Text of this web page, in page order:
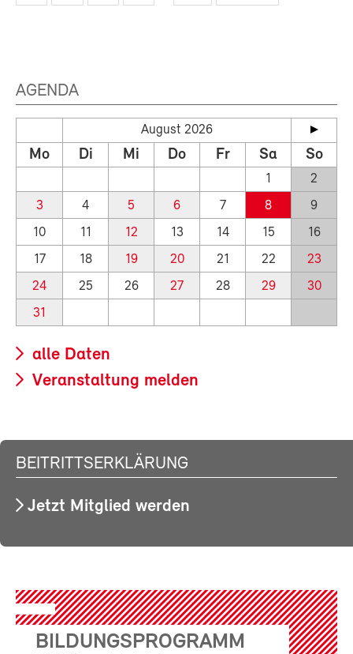
AGENDA
August 2026
Mo Di Mi Do Fr Sa So
1
2
3
4 5 6 7 8
9
10
11 12 13 14 15
16
17
18 19 20 21 22
23
24
25 26 27 28 29
30
31
alle Daten
Veranstaltung melden
BEITRITTSERKLÄRUNG
Jetzt Mitglied werden
BILDUNGSPROGRAMM